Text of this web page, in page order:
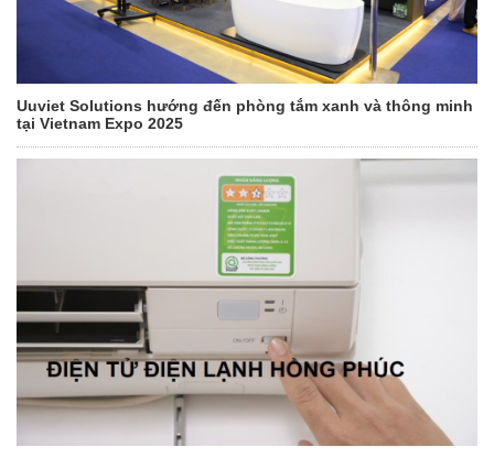
Uuviet Solutions hướng đến phòng tắm xanh và thông minh
tại Vietnam Expo 2025